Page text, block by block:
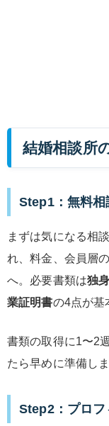
結婚相談所
Step1：無料相
まずは気になる相
れ、料金、会員層
へ。必要書類は独
業証明書の4点が基
書類の取得に1〜2
たら早めに準備しま
Step2：プロフ